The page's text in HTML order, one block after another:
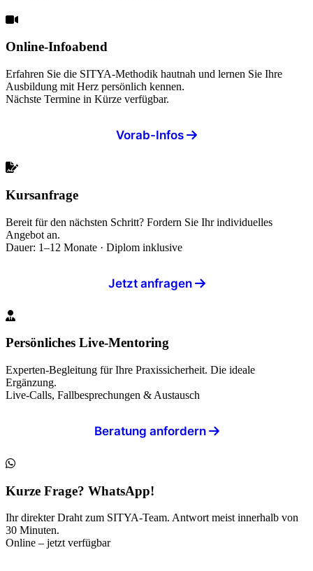
Online-Infoabend
Erfahren Sie die SITYA-Methodik hautnah und lernen Sie Ihre
Ausbildung mit Herz persönlich kennen.
Nächste Termine in Kürze verfügbar.
Vorab-Infos
Kursanfrage
Bereit für den nächsten Schritt? Fordern Sie Ihr individuelles
Angebot an.
Dauer: 1–12 Monate · Diplom inklusive
Jetzt anfragen
Persönliches Live-Mentoring
Experten-Begleitung für Ihre Praxissicherheit. Die ideale
Ergänzung.
Live-Calls, Fallbesprechungen & Austausch
Beratung anfordern
Kurze Frage? WhatsApp!
Ihr direkter Draht zum SITYA-Team. Antwort meist innerhalb von
30 Minuten.
Online – jetzt verfügbar